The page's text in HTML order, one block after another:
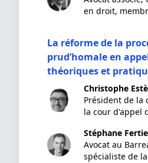
en droit,
La réforme de la
prud’homale en
théoriques et
Christophe
Président de la
la cour d'appel
Stéphane
Avocat au
spécialiste de